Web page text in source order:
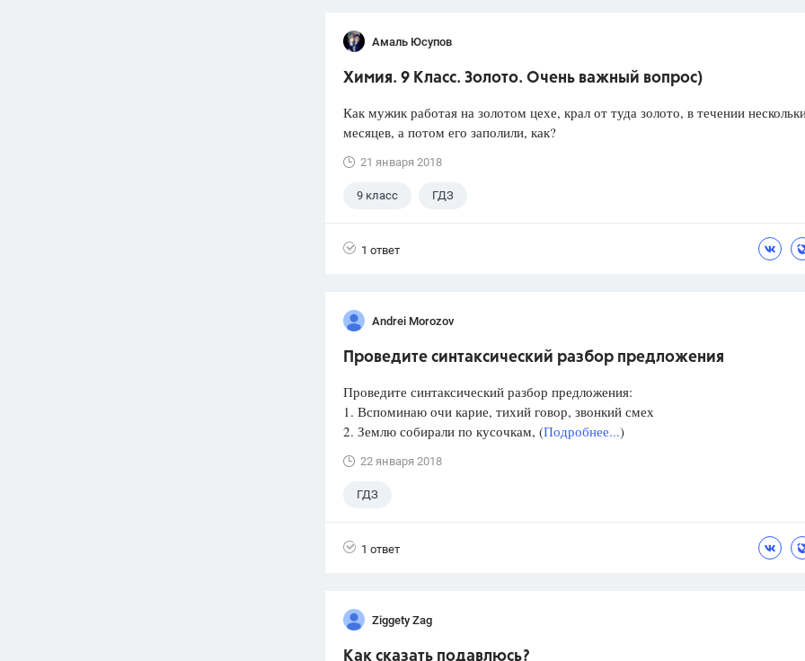
Амаль Юсупов
Химия. 9 Класс. Золото. Очень важный вопрос)
Как мужик работая на золотом цехе, крал от туда золото, в течении
месяцев, а потом его заполили, как?
21 января 2018
9 класс ГДЗ
1 ответ
Andrei Morozov
Проведите синтаксический разбор предложения
Проведите синтаксический разбор предложения:
1. Вспоминаю очи карие, тихий говор, звонкий смех
2. Землю собирали по кусочкам, (Подробнее...)
22 января 2018
ГДЗ
1 ответ
Ziggety Zag
Как сказать подавлюсь?